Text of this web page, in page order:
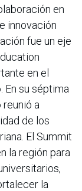
en
innovación
fue un eje
en el
En su séptima
a
de los
El Summit
la región para
la